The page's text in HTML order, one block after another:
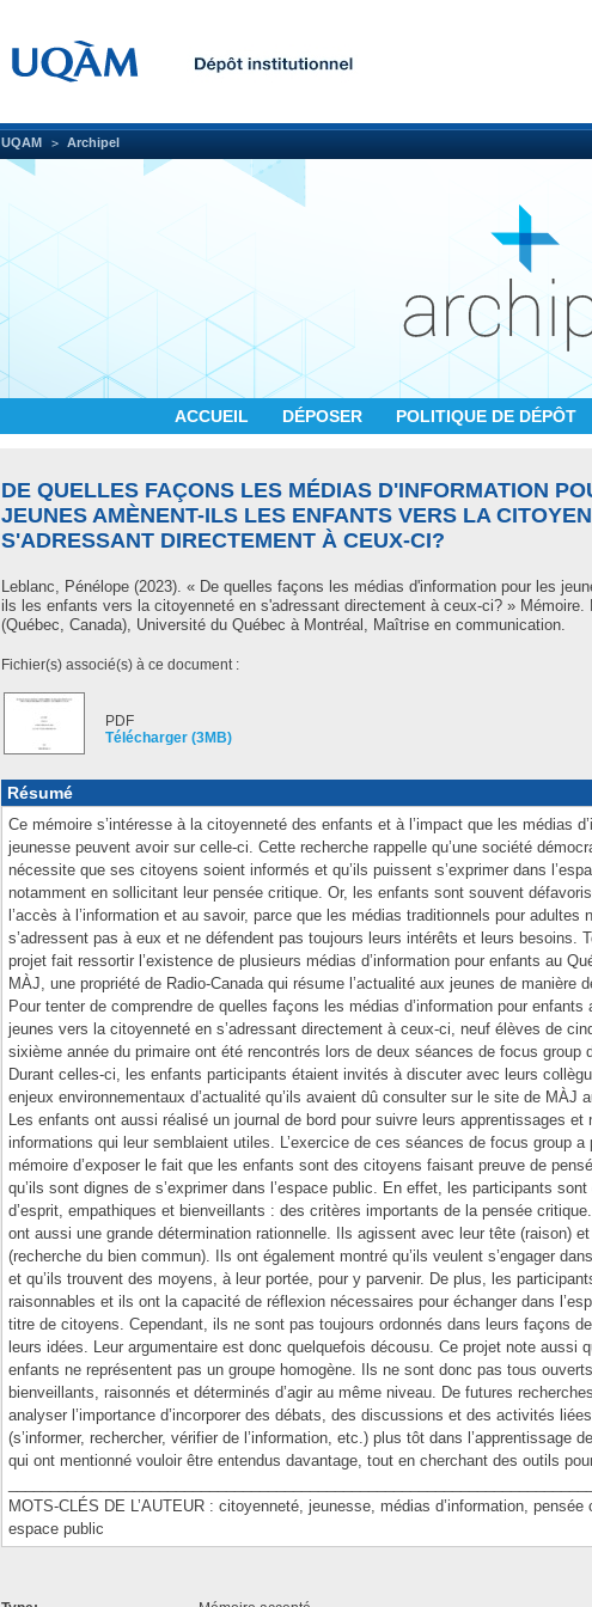
UQAM Archipel
ACCUEIL DÉPOSER POLITIQUE DE DÉPÔT
DE QUELLES FAÇONS LES MÉDIAS D'INFORMATION
JEUNES AMÈNENT-ILS LES ENFANTS VERS LA
S'ADRESSANT DIRECTEMENT À CEUX-CI?
Leblanc, Pénélope (2023). « De quelles façons les médias d'information pour les
ils les enfants vers la citoyenneté en s'adressant directement à ceux-ci? » Mémoire.
(Québec, Canada), Université du Québec à Montréal, Maîtrise en communication.
Fichier(s) associé(s) à ce document :
PDF
Télécharger (3MB)
Résumé
Ce mémoire s’intéresse à la citoyenneté des enfants et à l’impact que les médias
jeunesse peuvent avoir sur celle-ci. Cette recherche rappelle qu’une société
nécessite que ses citoyens soient informés et qu’ils puissent s’exprimer dans
notamment en sollicitant leur pensée critique. Or, les enfants sont souvent
l’accès à l’information et au savoir, parce que les médias traditionnels pour adultes
s’adressent pas à eux et ne défendent pas toujours leurs intérêts et leurs besoins.
projet fait ressortir l’existence de plusieurs médias d’information pour enfants au
MÀJ, une propriété de Radio-Canada qui résume l’actualité aux jeunes de manière
Pour tenter de comprendre de quelles façons les médias d’information pour enfants
jeunes vers la citoyenneté en s’adressant directement à ceux-ci, neuf élèves de
sixième année du primaire ont été rencontrés lors de deux séances de focus group
Durant celles-ci, les enfants participants étaient invités à discuter avec leurs
enjeux environnementaux d’actualité qu’ils avaient dû consulter sur le site de MÀJ
Les enfants ont aussi réalisé un journal de bord pour suivre leurs apprentissages et
informations qui leur semblaient utiles. L’exercice de ces séances de focus group a
mémoire d’exposer le fait que les enfants sont des citoyens faisant preuve de
qu’ils sont dignes de s’exprimer dans l’espace public. En effet, les participants sont
d’esprit, empathiques et bienveillants : des critères importants de la pensée
ont aussi une grande détermination rationnelle. Ils agissent avec leur tête (raison)
(recherche du bien commun). Ils ont également montré qu’ils veulent s’engager
et qu’ils trouvent des moyens, à leur portée, pour y parvenir. De plus, les
raisonnables et ils ont la capacité de réflexion nécessaires pour échanger dans
titre de citoyens. Cependant, ils ne sont pas toujours ordonnés dans leurs façons
leurs idées. Leur argumentaire est donc quelquefois décousu. Ce projet note aussi
enfants ne représentent pas un groupe homogène. Ils ne sont donc pas tous
bienveillants, raisonnés et déterminés d’agir au même niveau. De futures
analyser l’importance d’incorporer des débats, des discussions et des activités
(s’informer, rechercher, vérifier de l’information, etc.) plus tôt dans l’apprentissage
qui ont mentionné vouloir être entendus davantage, tout en cherchant des outils
MOTS-CLÉS DE L’AUTEUR : citoyenneté, jeunesse, médias d’information, pensée
espace public